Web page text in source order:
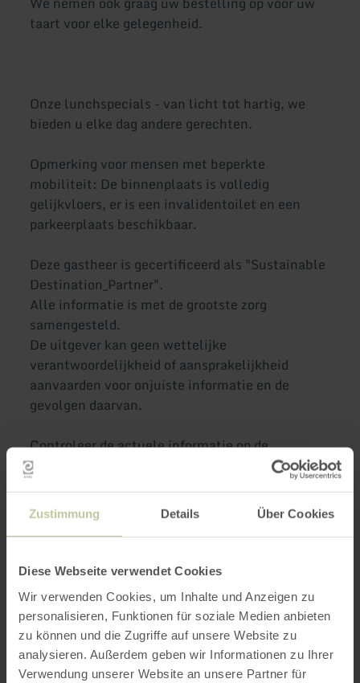
Zustimmung Details Über Cookies
Diese Webseite verwendet Cookies
Wir verwenden Cookies, um Inhalte und Anzeigen zu
personalisieren, Funktionen für soziale Medien anbieten
zu können und die Zugriffe auf unsere Website zu
analysieren. Außerdem geben wir Informationen zu Ihrer
Verwendung unserer Website an unsere Partner für
taart voor elke gelegenheid.
Onze lunchspecials - van licht tot hartig, we
bieden u elke dag andere gerechten.
Opmerking voor mensen met beperkte
mobiliteit: De binnenplaats is volledig
gelijkvloers, er is een invalidentoilet en een
parkeerplaats beschikbaar.
Deze gastheer is gecertificeerd als "Sustainable
Destination_Partner".
Alle informatie is met de grootste zorg
samengesteld.
De uitgever kan geen wettelijke
verantwoordelijkheid of aansprakelijkheid
aanvaarden voor onjuiste informatie en de
gevolgen daarvan.
Controleer de actuele informatie op de
homepage/Facebook of bel.
Ontbijtbuffet dagelijks van 9.00-11.30 uur.00-
11.30 uur.
Zondag ook als laat ontbijt van 10.00-13.00
Lunch: 12.00-15.30 uur
Gebak: 12.00-18.00 uur